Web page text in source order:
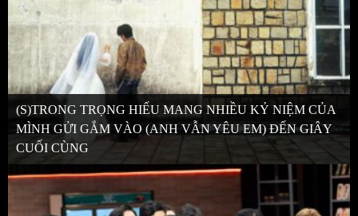
(S)TRONG TRỌNG HIẾU MANG NHIỀU KỶ NIỆM CỦA
MÌNH GỬI GẮM VÀO (ANH VẪN YÊU EM) ĐẾN GIÂY
CUỐI CÙNG